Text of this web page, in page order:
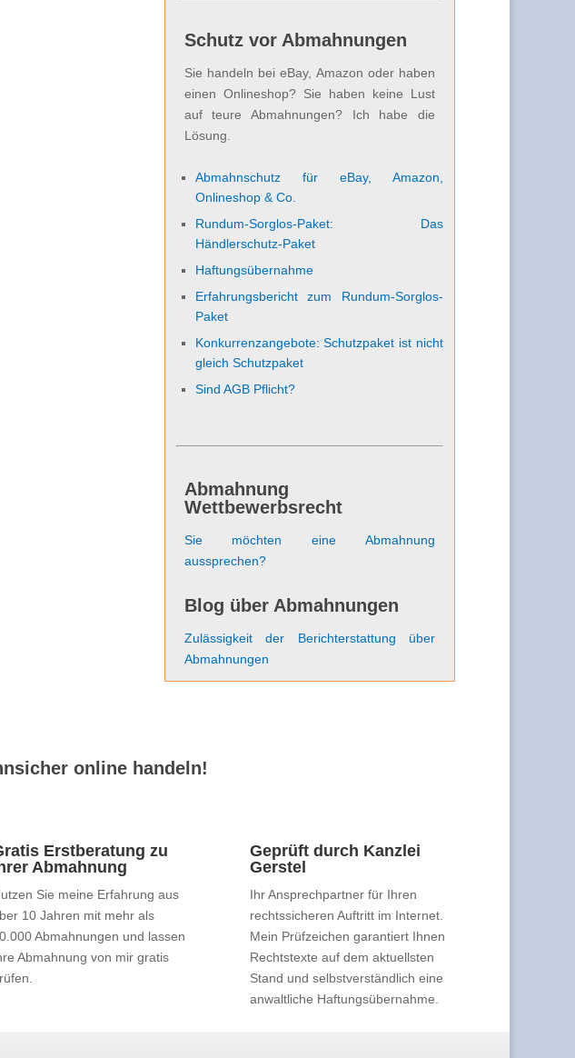
Schutz vor Abmahnungen
Sie handeln bei eBay, Amazon oder haben
einen Onlineshop? Sie haben keine Lust
auf teure Abmahnungen? Ich habe die
Lösung.
Abmahnschutz für eBay, Amazon,
Onlineshop & Co.
Rundum-Sorglos-Paket: Das
Händlerschutz-Paket
Haftungsübernahme
Erfahrungsbericht zum Rundum-Sorglos-
Paket
Konkurrenzangebote: Schutzpaket ist nicht
gleich Schutzpaket
Sind AGB Pflicht?
Abmahnung
Wettbewerbsrecht
Sie möchten eine Abmahnung
aussprechen?
Blog über Abmahnungen
Zulässigkeit der Berichterstattung über
Abmahnungen
online handeln!
Erstberatung zu
Abmahnung
Sie meine Erfahrung aus
10 Jahren mit mehr als
Abmahnungen und lassen
Abmahnung von mir gratis
Geprüft durch Kanzlei
Gerstel
Ihr Ansprechpartner für Ihren
rechtssicheren Auftritt im Internet.
Mein Prüfzeichen garantiert Ihnen
Rechtstexte auf dem aktuellsten
Stand und selbstverständlich eine
anwaltliche Haftungsübernahme.